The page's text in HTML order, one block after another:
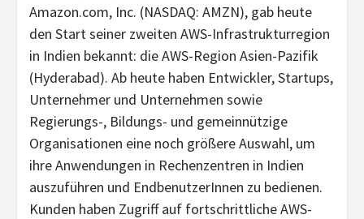
Amazon.com, Inc. (NASDAQ: AMZN), gab heute
den Start seiner zweiten AWS-Infrastrukturregion
in Indien bekannt: die AWS-Region Asien-Pazifik
(Hyderabad). Ab heute haben Entwickler, Startups,
Unternehmer und Unternehmen sowie
Regierungs-, Bildungs- und gemeinnützige
Organisationen eine noch größere Auswahl, um
ihre Anwendungen in Rechenzentren in Indien
auszuführen und EndbenutzerInnen zu bedienen.
Kunden haben Zugriff auf fortschrittliche AWS-